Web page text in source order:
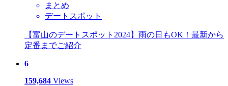
まとめ
デートスポット
【富山のデートスポット2024】雨の日もOK！最新から
定番までご紹介
6
159,684 Views